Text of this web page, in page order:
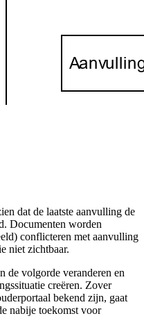
dat de laatste aanvulling de
Documenten worden
conflicteren met aanvulling
niet zichtbaar.
de volgorde veranderen en
creëren. Zover
bekend zijn, gaat
nabije toekomst voor